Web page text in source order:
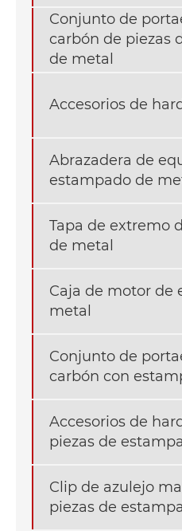
Conjunto de
carbón de piezas
de metal
Accesorios de
Abrazadera de
estampado de
Tapa de extremo
de metal
Caja de motor de
metal
Conjunto de
carbón con
Accesorios de
piezas de
Clip de azulejo
piezas de